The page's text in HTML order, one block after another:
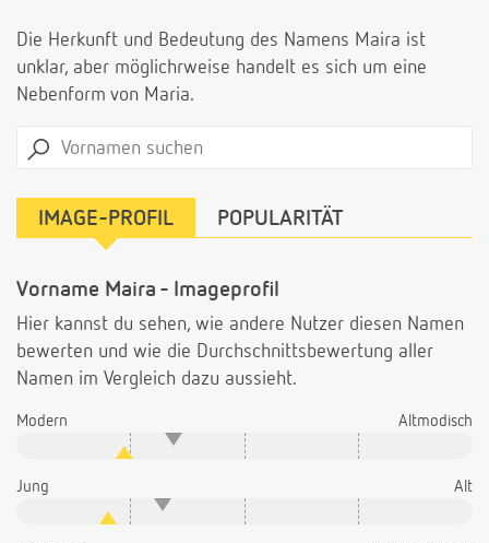
Die Herkunft und Bedeutung des Namens Maira ist
unklar, aber möglichrweise handelt es sich um eine
Nebenform von Maria.
IMAGE-PROFIL POPULARITÄT
Vorname Maira - Imageprofil
Hier kannst du sehen, wie andere Nutzer diesen Namen
bewerten und wie die Durchschnittsbewertung aller
Namen im Vergleich dazu aussieht.
Modern Altmodisch
Jung Alt